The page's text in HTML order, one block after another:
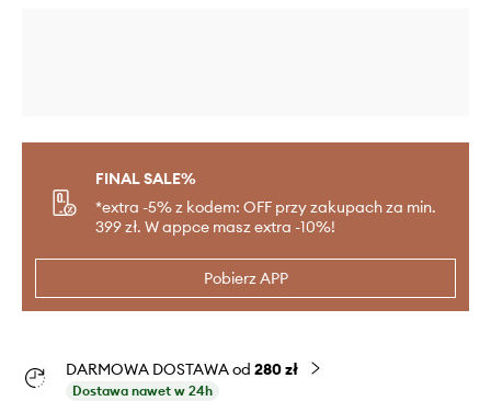
FINAL SALE%
*extra -5% z kodem: OFF przy zakupach za min.
399 zł. W appce masz extra -10%!
Pobierz APP
DARMOWA DOSTAWA od 280 zł
Dostawa nawet w 24h